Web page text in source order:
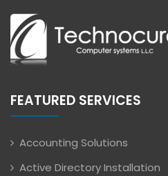
FEATURED SERVICES
Accounting Solutions
Active Directory Installation